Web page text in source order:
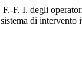
F. I. degli
di